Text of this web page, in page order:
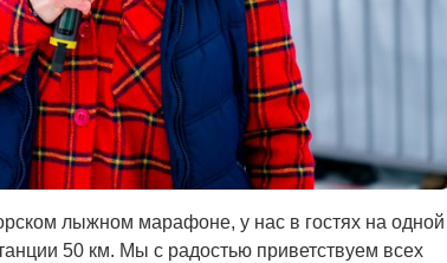
лыжном марафоне, у нас в гостях на одной
50 км. Мы с радостью приветствуем всех